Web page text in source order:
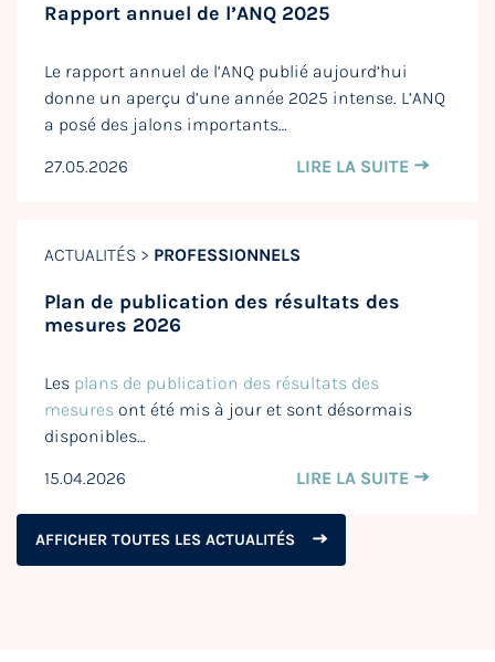
Rapport annuel de l’ANQ 2025
Le rapport annuel de l’ANQ publié aujourd’hui
donne un aperçu d’une année 2025 intense. L’ANQ
a posé des jalons importants…
27.05.2026
LIRE LA SUITE
ACTUALITÉS > PROFESSIONNELS
Plan de publication des résultats des
mesures 2026
Les plans de publication des résultats des
mesures ont été mis à jour et sont désormais
disponibles…
15.04.2026
LIRE LA SUITE
AFFICHER TOUTES LES ACTUALITÉS